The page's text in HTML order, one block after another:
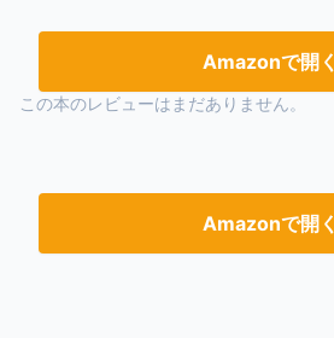
Amazonで開く
この本のレビューはまだありません。
Amazonで開く